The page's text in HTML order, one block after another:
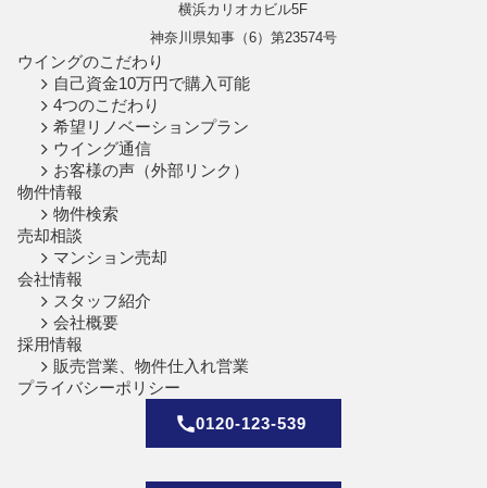
横浜カリオカビル5F
神奈川県知事（6）第23574号
ウイングのこだわり
自己資金10万円で購入可能
4つのこだわり
希望リノベーションプラン
ウイング通信
お客様の声（外部リンク）
物件情報
物件検索
売却相談
マンション売却
会社情報
スタッフ紹介
会社概要
採用情報
販売営業、物件仕入れ営業
プライバシーポリシー
0120-123-539